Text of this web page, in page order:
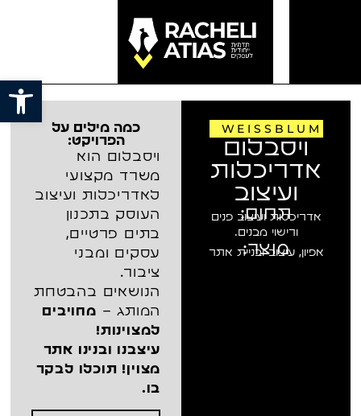
WEISSBLUM
ויסבלום
אדריכלות
ועיצוב
תחום:
אדריכלות ועיצוב פנים
ורישוי מבנים.
מוצר:
אפיון, עיצוב ובניית אתר
כמה מילים על
הפרויקט:
ויסבלום הוא
משרד מקצועי
לאדריכלות ועיצוב
העוסק בתכנון
בתים פרטיים,
עסקים ומבני
ציבור.
הנושאים בהבטחת
המותג – מחויבים
למצוינות!
עיצבנו ובנינו אתר
מצוין! תוכלו לבקר
בו.
פתח